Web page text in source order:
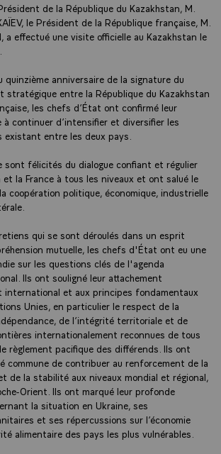
de la République du Kazakhstan, M.
le Président de la République française, M.
a effectué une visite officielle au Kazakhstan le
quinzième anniversaire de la signature du
stratégique entre la République du Kazakhstan
les chefs d’État ont confirmé leur
à continuer d’intensifier et diversifier les
existant entre les deux pays.
sont félicités du dialogue confiant et régulier
la France à tous les niveaux et ont salué le
coopération politique, économique, industrielle
qui se sont déroulés dans un esprit
mutuelle, les chefs d'État ont eu une
sur les questions clés de l'agenda
Ils ont souligné leur attachement
international et aux principes fondamentaux
Unies, en particulier le respect de la
de l’intégrité territoriale et de
internationalement reconnues de tous
règlement pacifique des différends. Ils ont
commune de contribuer au renforcement de la
de la stabilité aux niveaux mondial et régional,
Orient. Ils ont marqué leur profonde
la situation en Ukraine, ses
et ses répercussions sur l’économie
alimentaire des pays les plus vulnérables.